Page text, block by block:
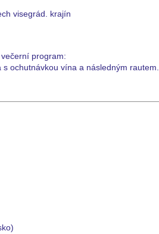
visegrád. krajín
program:
ochutnávkou vína a následným rautem.